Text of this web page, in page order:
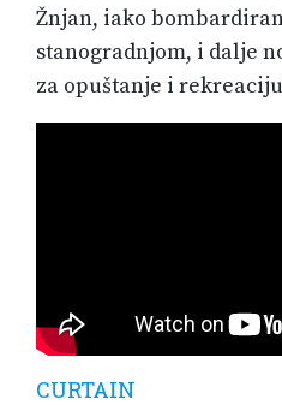
Žnjan, iako
stanogradnjom, i dalje
za opuštanje i
CURTAIN